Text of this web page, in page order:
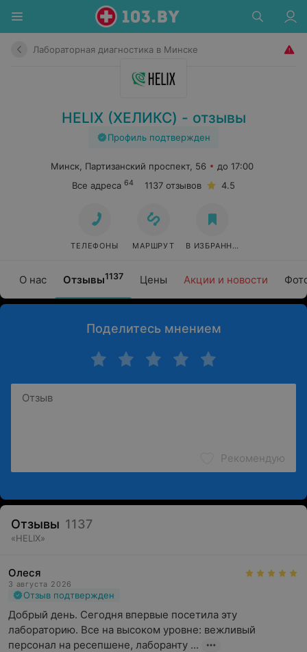
Лабораторная диагностика в Минске
HELIX (ХЕЛИКС) - отзывы
Профиль подтвержден
О нас Отзывы1137 Цены Акции и новости
Минск, Партизанский проспект, 56
до 17:00
Все адреса 64 1137 отзывов 4.5
ТЕЛЕФОНЫ МАРШРУТ В ИЗБРАННОЕ
Поделитесь мнением
Рекомендую
Отзывы 1137
«HELIX»
Олеся
3 августа 2026
Отзыв подтвержден
Добрый день. Сегодня впервые посетила эту
лабораторию. Все на высоком уровне: вежливый
персонал на ресепшене, лаборанту ...